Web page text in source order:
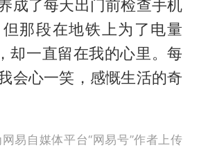
成了每天出门前检查手机
那段在地铁上为了电量
却一直留在我的心里。每
会心一笑，感慨生活的奇
易自媒体平台“网易号”作者上传